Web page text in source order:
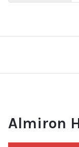
Almiron